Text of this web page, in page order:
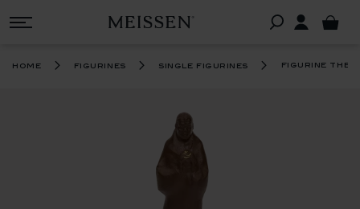
home figurines single figurines figurine the